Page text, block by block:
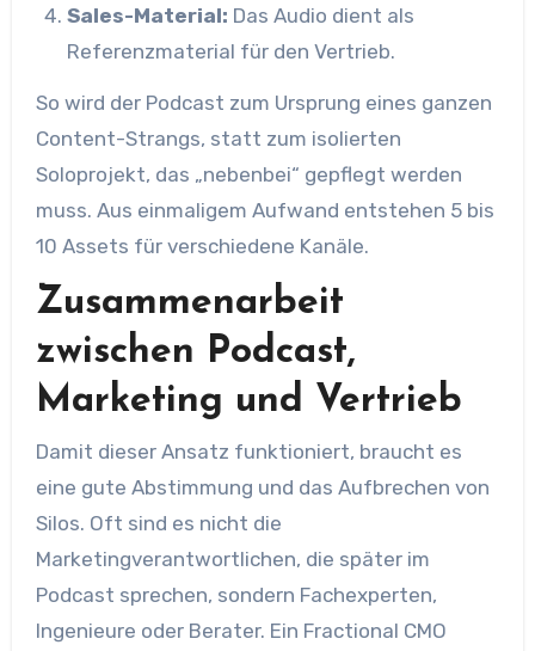
Sales-Material: Das Audio dient als
Referenzmaterial für den Vertrieb.
So wird der Podcast zum Ursprung eines ganzen
Content-Strangs, statt zum isolierten
Soloprojekt, das „nebenbei“ gepflegt werden
muss. Aus einmaligem Aufwand entstehen 5 bis
10 Assets für verschiedene Kanäle.
Zusammenarbeit
zwischen Podcast,
Marketing und Vertrieb
Damit dieser Ansatz funktioniert, braucht es
eine gute Abstimmung und das Aufbrechen von
Silos. Oft sind es nicht die
Marketingverantwortlichen, die später im
Podcast sprechen, sondern Fachexperten,
Ingenieure oder Berater. Ein Fractional CMO